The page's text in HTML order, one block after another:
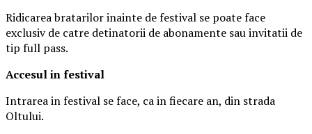
Ridicarea bratarilor inainte de festival se poate face
exclusiv de catre detinatorii de abonamente sau invitatii de
tip full pass.
Accesul in festival
Intrarea in festival se face, ca in fiecare an, din strada
Oltului.